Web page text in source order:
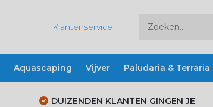
Klantenservice
Aquascaping Vijver Paludaria & Terraria
DUIZENDEN KLANTEN GINGEN JE